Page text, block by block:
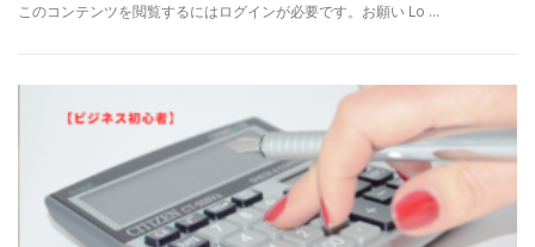
このコンテンツを閲覧するにはログインが必要です。お願い Lo …